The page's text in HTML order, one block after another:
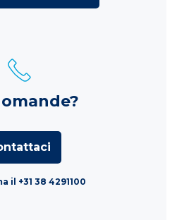
il +31 38 4291100